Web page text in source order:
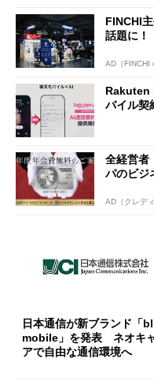
FINCHI
話題に！
AD（FINCHI
Rakuten
バイル契
全経営者
パのビジ
AD（クレデ
日本通信が新ブランド「
mobile」を発表 ネオキ
アで自由な通信環境へ